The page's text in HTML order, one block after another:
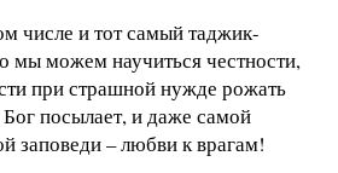
числе и тот самый таджик-
мы можем научиться честности,
при страшной нужде рожать
посылает, и даже самой
заповеди – любви к врагам!